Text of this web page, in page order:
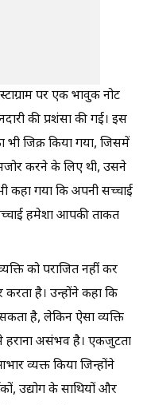
पर एक भावुक नोट
की प्रशंसा की गई। इस
भी जिक्र किया गया, जिसमें
करने के लिए थी, उसने
कहा गया कि अपनी सच्चाई
हमेशा आपकी ताकत
को पराजित नहीं कर
है। उन्होंने कहा कि
है, लेकिन ऐसा व्यक्ति
हराना असंभव है। एकजुटता
व्यक्त किया जिन्होंने
उद्योग के साथियों और